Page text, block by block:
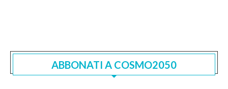
ABBONATI A COSMO2050